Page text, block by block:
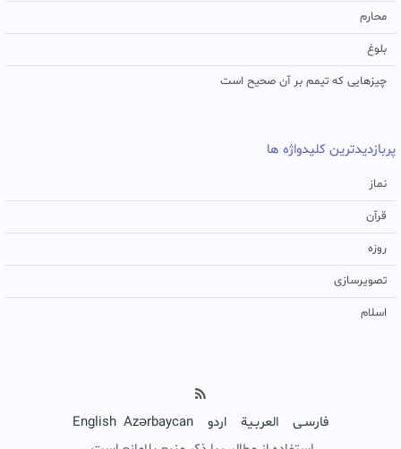
محارم
بلوغ
چیزهایی که تیمم بر آن صحیح است
پربازدیدترین کلیدواژه ها
نماز
قرآن
روزه
تصویرسازی
اسلام
فارسـی العربـیة اردو Azərbaycan
English